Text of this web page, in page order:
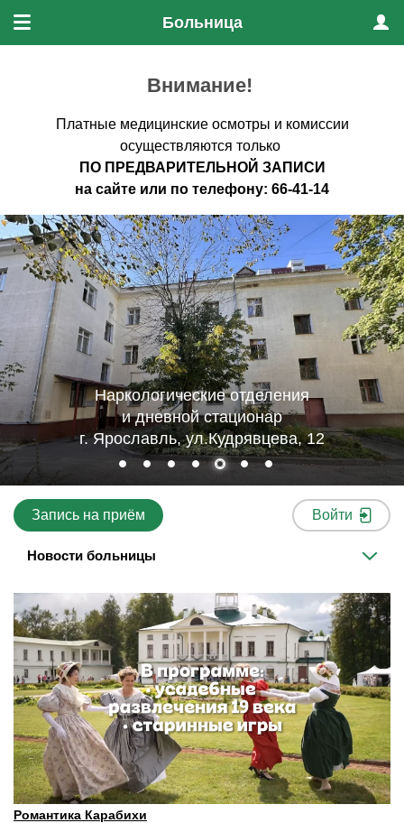
Меню
Больница
Внимание!
Платные медицинские осмотры и комиссии
осуществляются только
ПО ПРЕДВАРИТЕЛЬНОЙ ЗАПИСИ
на сайте или по телефону: 66-41-14
Наркологические отделения
и дневной стационар
г. Ярославль, ул.Кудрявцева, 12
Запись на приём Войти
Новости больницы
Романтика Карабихи